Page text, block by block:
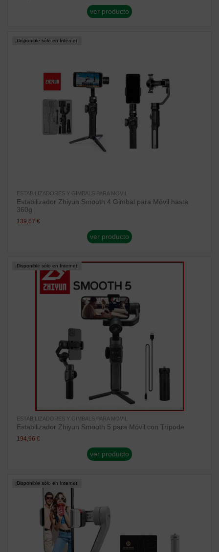
ver producto
¡Disponible sólo en Internet!
ESTABILIZADORES Y GIMBALS PARA MOVIL
Estabilizador Zhiyun Smooth 4 Gimbal para Móvil hasta
360g
139,67 €
ver producto
¡Disponible sólo en Internet!
ESTABILIZADORES Y GIMBALS PARA MOVIL
Estabilizador Zhiyun Smooth 5 para Móvil con Trípode
194,96 €
ver producto
¡Disponible sólo en Internet!